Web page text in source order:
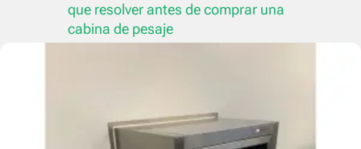
que resolver antes de comprar una
cabina de pesaje